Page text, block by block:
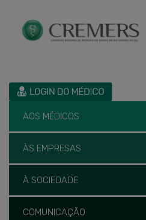
AOS MÉDICOS
ÀS EMPRESAS
À SOCIEDADE
COMUNICAÇÃO